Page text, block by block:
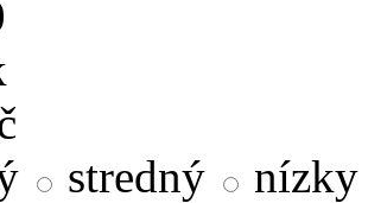
stredný
nízky